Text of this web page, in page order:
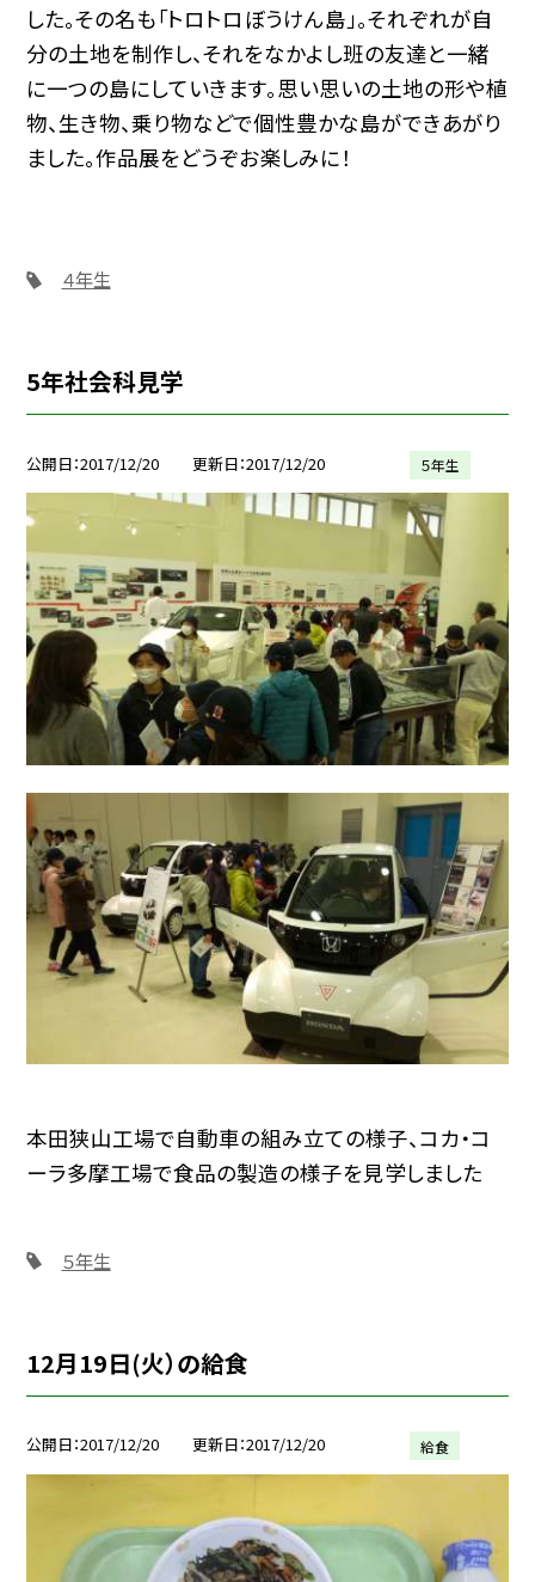
した。その名も「トロトロぼうけん島」。それぞれが自
分の土地を制作し、それをなかよし班の友達と一緒
に一つの島にしていきます。思い思いの土地の形や植
物、生き物、乗り物などで個性豊かな島ができあがり
ました。作品展をどうぞお楽しみに！
４年生
5年社会科見学
公開日 2017/12/20 更新日 2017/12/20 ５年生
本田狭山工場で自動車の組み立ての様子、コカ・コ
ーラ多摩工場で食品の製造の様子を見学しました
５年生
12月19日(火）の給食
公開日 2017/12/20 更新日 2017/12/20 給食